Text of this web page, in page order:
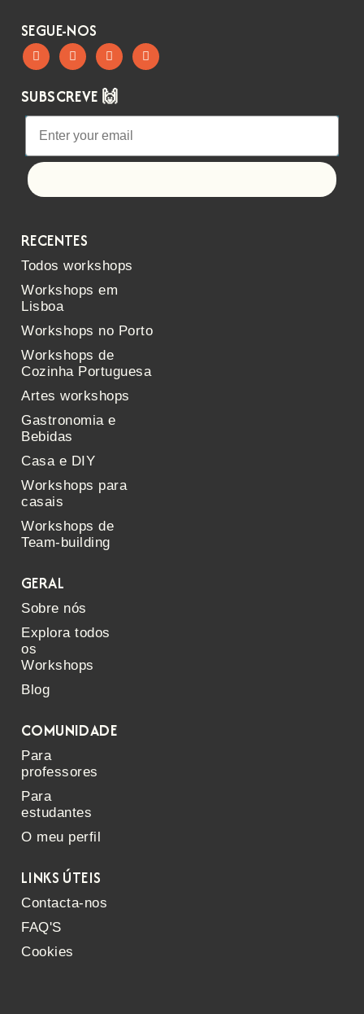
SEGUE-NOS
SUBSCREVE 🙌
RECENTES
Todos workshops
Workshops em
Lisboa
Workshops no Porto
Workshops de
Cozinha Portuguesa
Artes workshops
Gastronomia e
Bebidas
Casa e DIY
Workshops para
casais
Workshops de
Team-building
GERAL
Sobre nós
Explora todos
os
Workshops
Blog
COMUNIDADE
Para
professores
Para
estudantes
O meu perfil
LINKS ÚTEIS
Contacta-nos
FAQ'S
Cookies